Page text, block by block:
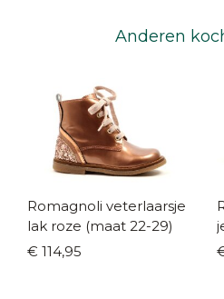
Anderen
Romagnoli veterlaarsje
lak roze (maat 22-29)
€ 114,95